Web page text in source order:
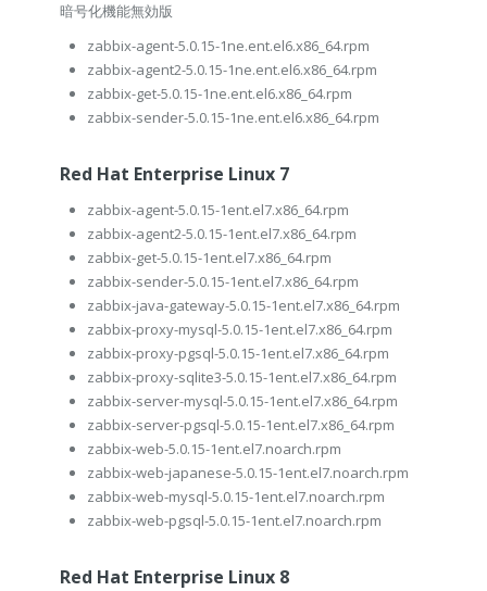
暗号化機能無効版
zabbix-agent-5.0.15-1ne.ent.el6.x86_64.rpm
zabbix-agent2-5.0.15-1ne.ent.el6.x86_64.rpm
zabbix-get-5.0.15-1ne.ent.el6.x86_64.rpm
zabbix-sender-5.0.15-1ne.ent.el6.x86_64.rpm
Red Hat Enterprise Linux 7
zabbix-agent-5.0.15-1ent.el7.x86_64.rpm
zabbix-agent2-5.0.15-1ent.el7.x86_64.rpm
zabbix-get-5.0.15-1ent.el7.x86_64.rpm
zabbix-sender-5.0.15-1ent.el7.x86_64.rpm
zabbix-java-gateway-5.0.15-1ent.el7.x86_64.rpm
zabbix-proxy-mysql-5.0.15-1ent.el7.x86_64.rpm
zabbix-proxy-pgsql-5.0.15-1ent.el7.x86_64.rpm
zabbix-proxy-sqlite3-5.0.15-1ent.el7.x86_64.rpm
zabbix-server-mysql-5.0.15-1ent.el7.x86_64.rpm
zabbix-server-pgsql-5.0.15-1ent.el7.x86_64.rpm
zabbix-web-5.0.15-1ent.el7.noarch.rpm
zabbix-web-japanese-5.0.15-1ent.el7.noarch.rpm
zabbix-web-mysql-5.0.15-1ent.el7.noarch.rpm
zabbix-web-pgsql-5.0.15-1ent.el7.noarch.rpm
Red Hat Enterprise Linux 8